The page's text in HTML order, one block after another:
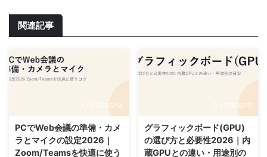
関連記事
2026/6/14
PCでWeb会議の準備・カメ
ラとマイクの設定2026｜
Zoom/Teamsを快適に使う
2026/6/19
グラフィックボード(GPU)
の選び方と必要性2026｜内
蔵GPUとの違い・用途別の